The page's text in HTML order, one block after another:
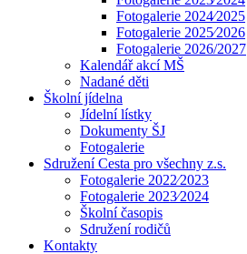
Fotogalerie 2024⁄2025
Fotogalerie 2025⁄2026
Fotogalerie 2026/2027
Kalendář akcí MŠ
Nadané děti
Školní jídelna
Jídelní lístky
Dokumenty ŠJ
Fotogalerie
Sdružení Cesta pro všechny z.s.
Fotogalerie 2022⁄2023
Fotogalerie 2023⁄2024
Školní časopis
Sdružení rodičů
Kontakty